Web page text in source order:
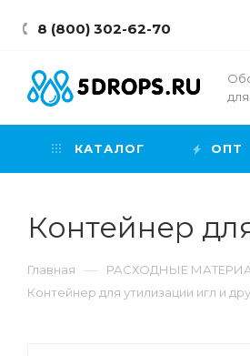
8 (800) 302-62-70
КАТАЛОГ ОПТ
Контейнер
Главная — РАСХОДНЫЕ
Контейнер для утилизации игл и